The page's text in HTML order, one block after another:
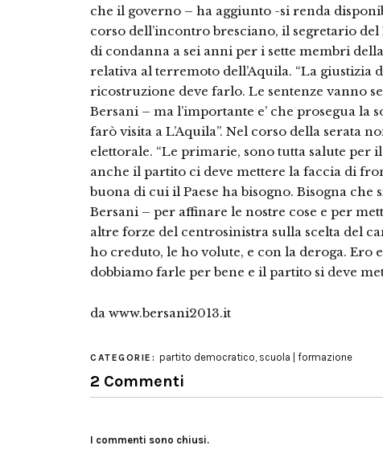
che il governo – ha aggiunto -si renda
corso dell’incontro bresciano, il segretario
di condanna a sei anni per i sette membri
relativa al terremoto dell’Aquila. “La giustizia
ricostruzione deve farlo. Le sentenze vanno
Bersani – ma l’importante e’ che prosegua la
farò visita a L’Aquila”. Nel corso della serata
elettorale. “Le primarie, sono tutta salute per
anche il partito ci deve mettere la faccia di
buona di cui il Paese ha bisogno. Bisogna
Bersani – per affinare le nostre cose e per
altre forze del centrosinistra sulla scelta del
ho creduto, le ho volute, e con la deroga. Ero
dobbiamo farle per bene e il partito si deve
da www.bersani2013.it
CATEGORIE: partito democratico, scuola | formazione
2 Commenti
I commenti sono chiusi.